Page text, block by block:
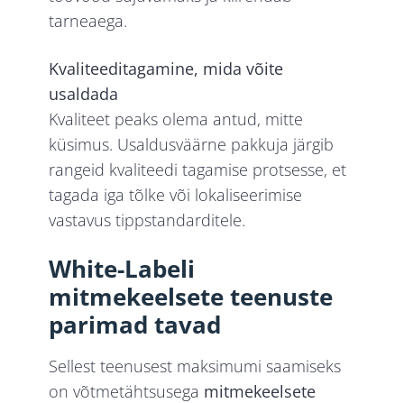
tarneaega.
Kvaliteeditagamine, mida võite
usaldada
Kvaliteet peaks olema antud, mitte
küsimus. Usaldusväärne pakkuja järgib
rangeid kvaliteedi tagamise protsesse, et
tagada iga tõlke või lokaliseerimise
vastavus tippstandarditele.
White-Labeli
mitmekeelsete teenuste
parimad tavad
Sellest teenusest maksimumi saamiseks
on võtmetähtsusega mitmekeelsete